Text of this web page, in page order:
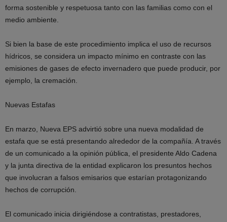
forma sostenible y respetuosa tanto con las familias como con el
medio ambiente.
Si bien la base de este procedimiento implica el uso de recursos
hídricos, se considera un impacto mínimo en contraste con las
emisiones de gases de efecto invernadero que puede producir, por
ejemplo, la cremación.
Nuevas Estafas
En marzo, Nueva EPS advirtió sobre una nueva modalidad de
estafa que se está presentando alrededor de la compañía. A través
de un comunicado a la opinión pública, el presidente Aldo Cadena
y la junta directiva de la entidad explicaron los presuntos hechos
que involucran a falsos emisarios que estarían protagonizando
hechos de corrupción.
El comunicado inicia dirigiéndose a contratistas, prestadores,